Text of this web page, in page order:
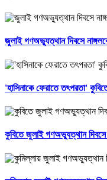
জুলাই গণঅভ্যুত্থান দিবসে
'হাসিনাকে ফেরাতে তৎপরতা'
কুবিতে জুলাই গণঅভ্যুত্থান